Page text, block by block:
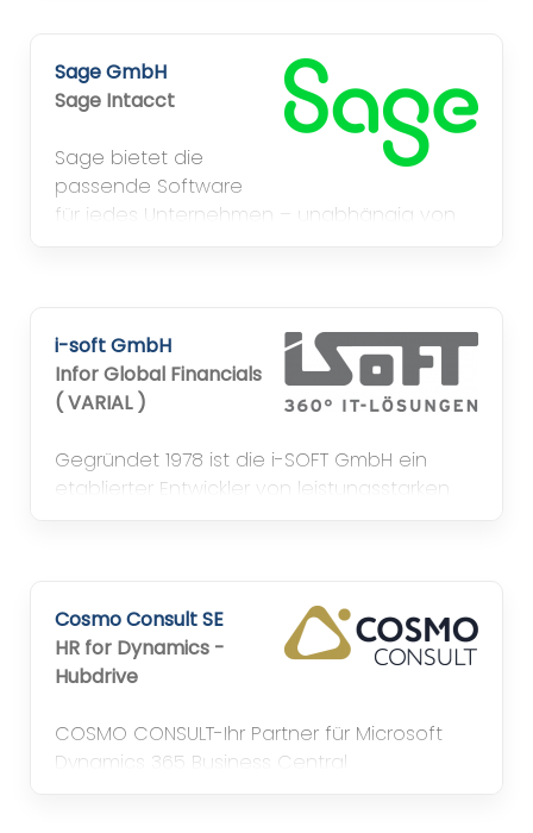
Sage GmbH
Sage Intacct
Sage bietet die
passende Software
für jedes Unternehmen – unabhängig von
i-soft GmbH
Infor Global Financials
( VARIAL )
Gegründet 1978 ist die i-SOFT GmbH ein
etablierter Entwickler von leistungsstarken
Cosmo Consult SE
HR for Dynamics -
Hubdrive
COSMO CONSULT-Ihr Partner für Microsoft
Dynamics 365 Business Central